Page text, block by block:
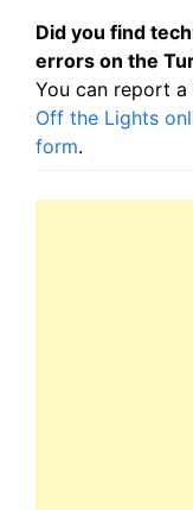
Did you find
errors on the
You can report
Off the Lights
form.